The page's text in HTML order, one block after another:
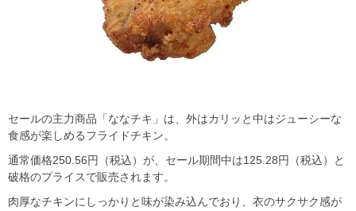
セールの主力商品「ななチキ」は、外はカリッと中はジューシーな
食感が楽しめるフライドチキン。
通常価格250.56円（税込）が、セール期間中は125.28円（税込）と
破格のプライスで販売されます。
肉厚なチキンにしっかりと味が染み込んでおり、衣のサクサク感が